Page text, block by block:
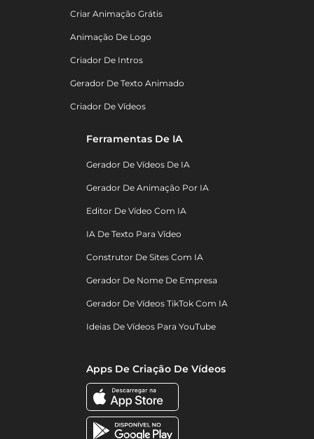
Criar Animação Grátis
Animação De Logo
Criador De Intros
Gerador De Texto Animado
Criador De Vídeos
Ferramentas De IA
Gerador De Vídeos De IA
Gerador De Animação Por IA
Editor De Vídeo Com IA
IA De Texto Para Vídeo
Construtor De Sites Com IA
Gerador De Nome De Empresa
Gerador De Vídeos TikTok Com IA
Ideias De Vídeos Para YouTube
Apps De Criação De Vídeos